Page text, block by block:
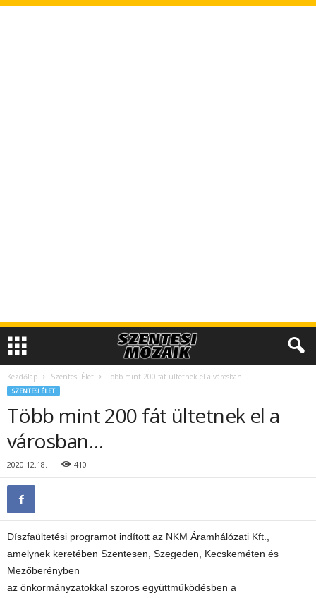
Kezdőlap Szentesi Élet Több mint 200 fát ültetnek el a városban…
SZENTESI ÉLET
Több mint 200 fát ültetnek el a
városban…
2020.12.18. 410
Díszfaültetési programot indított az NKM Áramhálózati Kft.,
amelynek keretében Szentesen, Szegeden, Kecskeméten és
Mezőberényben
az önkormányzatokkal szoros együttműködésben a